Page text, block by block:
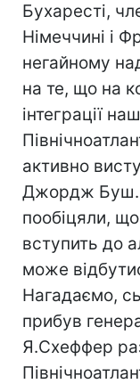
Бухаресті,
Німеччині і
негайному
на те, що на
інтеграції
активно
Джордж Буш.
пообіцяли,
вступить до
може
Нагадаємо,
прибув
Я.Схеффер